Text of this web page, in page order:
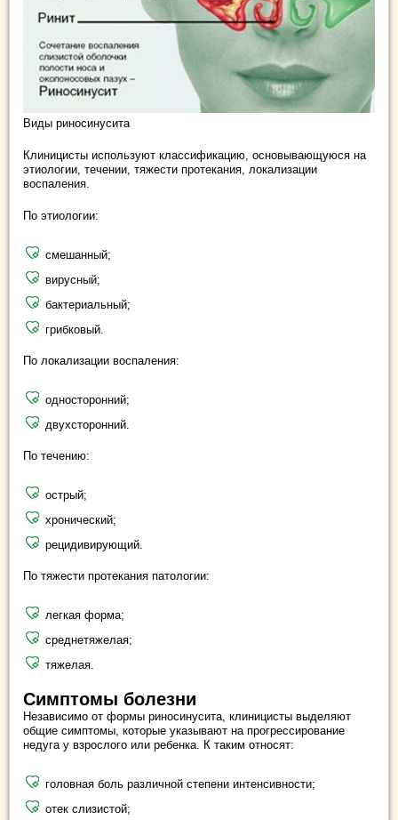
Виды риносинусита
Клиницисты используют классификацию, основывающуюся на
этиологии, течении, тяжести протекания, локализации
воспаления.
По этиологии:
смешанный;
вирусный;
бактериальный;
грибковый.
По локализации воспаления:
односторонний;
двухсторонний.
По течению:
острый;
хронический;
рецидивирующий.
По тяжести протекания патологии:
легкая форма;
среднетяжелая;
тяжелая.
Симптомы болезни
Независимо от формы риносинусита, клиницисты выделяют
общие симптомы, которые указывают на прогрессирование
недуга у взрослого или ребенка. К таким относят:
головная боль различной степени интенсивности;
отек слизистой;